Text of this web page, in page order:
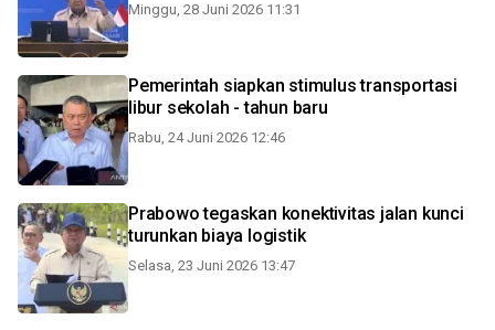
Minggu, 28 Juni 2026 11:31
Pemerintah siapkan stimulus transportasi
libur sekolah - tahun baru
Rabu, 24 Juni 2026 12:46
Prabowo tegaskan konektivitas jalan kunci
turunkan biaya logistik
Selasa, 23 Juni 2026 13:47